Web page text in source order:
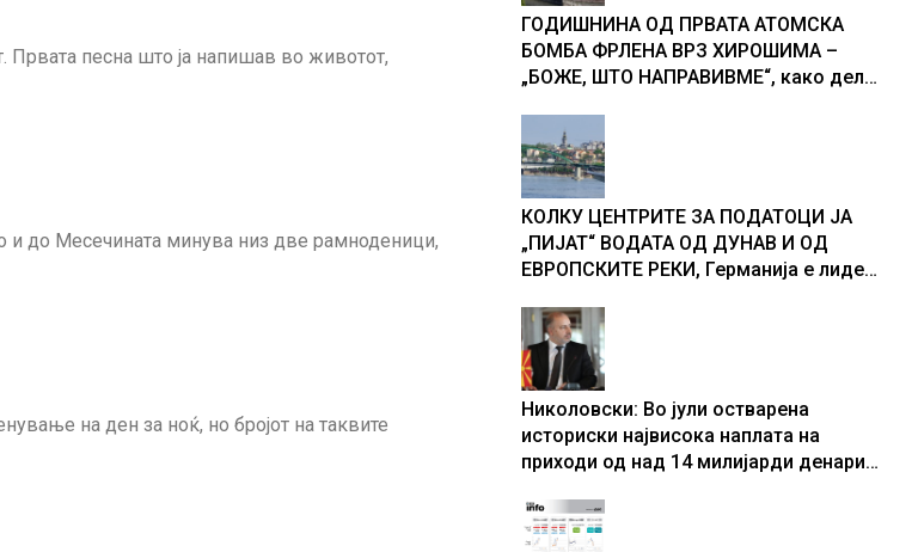
Првата песна што ја напишав во животот,
и до Месечината минува низ две рамноденици,
на ден за ноќ, но бројот на таквите
ГОДИШНИНА ОД ПРВАТА АТОМСКА
БОМБА ФРЛЕНА ВРЗ ХИРОШИМА –
„БОЖЕ, ШТО НАПРАВИВМЕ“, како дел
учесниците во бомбардирањето го
доживуваа овој настан што го
промени текот на историјата
КОЛКУ ЦЕНТРИТЕ ЗА ПОДАТОЦИ ЈА
„ПИЈАТ“ ВОДАТА ОД ДУНАВ И ОД
ЕВРОПСКИТЕ РЕКИ, Германија е лидер
центри за податоци
Николовски: Во јули остварена
историски највисока наплата на
приходи од над 14 милијарди денари
резултати